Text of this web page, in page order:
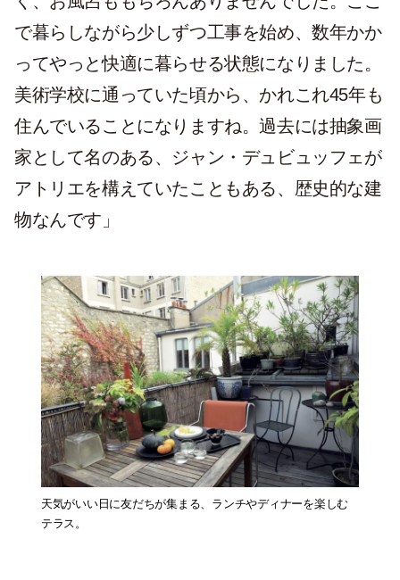
で暮らしながら少しずつ工事を始め、数年かか
ってやっと快適に暮らせる状態になりました。
美術学校に通っていた頃から、かれこれ45年も
住んでいることになりますね。過去には抽象画
家として名のある、ジャン・デュビュッフェが
アトリエを構えていたこともある、歴史的な建
物なんです」
天気がいい日に友だちが集まる、ランチやディナーを楽しむ
テラス。